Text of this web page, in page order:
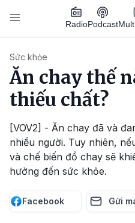
Nhảy đến nội dung
RadioPodcast
Sức khỏe
Ăn chay thế
thiếu chất?
[VOV2] - Ăn chay đã và
nhiều người. Tuy nhiên,
và chế biến đồ chay sẽ
hưởng đến sức khỏe.
Facebook Gửi